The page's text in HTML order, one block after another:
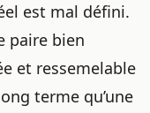
est mal défini.
paire bien
et ressemelable
terme qu’une